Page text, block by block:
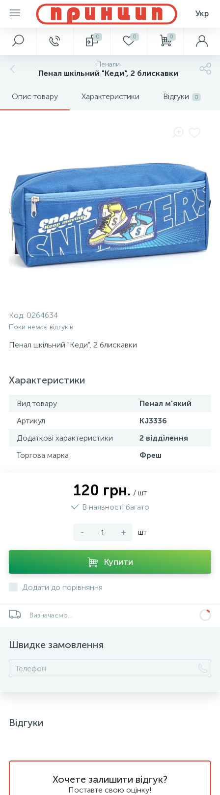
Укр
0 0 0
Пенали
Пенал шкільний "Кеди", 2 блискавки
Опис товару Характеристики Відгуки 0
Код: 0264634
Поки немає відгуків
Пенал шкільний "Кеди", 2 блискавки
Характеристики
Вид товару
Пенал м'який
Артикул
KJ3336
Додаткові характеристики
2 відділення
Торгова марка
Фреш
120 грн. / шт
В наявності багато
- + шт
Купити
Додати до порівняння
Визначаємо...
Швидке замовлення
Відгуки
Хочете залишити відгук?
Поставте свою оцінку!